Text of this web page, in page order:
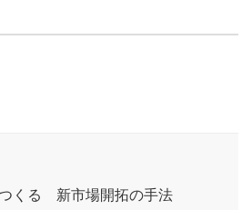
くる 新市場開拓の手法